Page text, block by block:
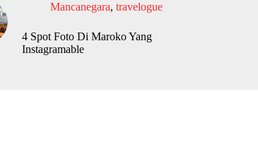
Mancanegara, travelogue
4 Spot Foto Di Maroko Yang
Instagramable